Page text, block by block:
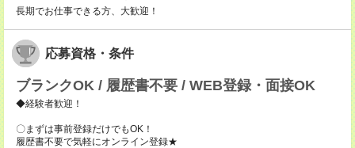
長期でお仕事できる方、大歓迎！
応募資格・条件
ブランクOK / 履歴書不要 / WEB登録・面接OK
◆経験者歓迎！
〇まずは事前登録だけでもOK！
履歴書不要で気軽にオンライン登録★